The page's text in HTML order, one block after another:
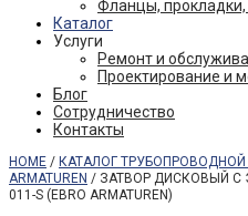
Фланцы,
Каталог
Услуги
Ремонт и
Проектирование и
Блог
Сотрудничество
Контакты
HOME / КАТАЛОГ ТРУБОПРОВОДНОЙ
ARMATUREN / ЗАТВОР ДИСКОВЫЙ С
011-S (EBRO ARMATUREN)